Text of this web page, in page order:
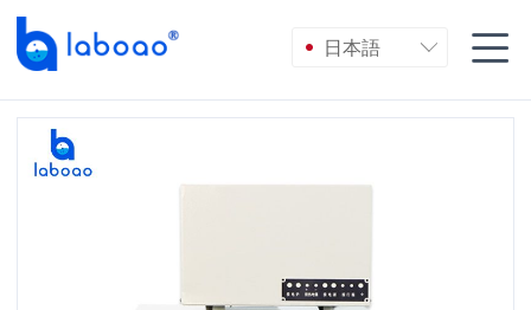
日本語  